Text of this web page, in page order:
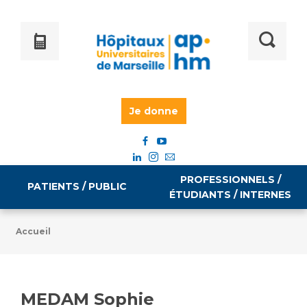
Je donne
PATIENTS / PUBLIC
PROFESSIONNELS /
ÉTUDIANTS / INTERNES
Emploi / formation
Accueil
MEDAM Sophie